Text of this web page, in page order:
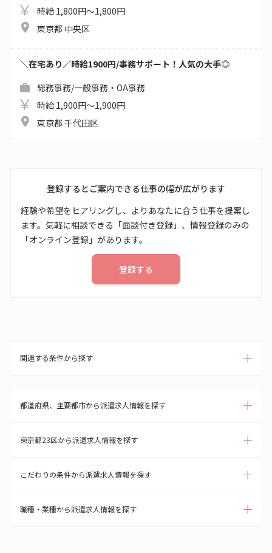
時給 1,800円～1,800円
東京都 中央区
＼在宅あり／時給1900円/事務サポート！人気の大手◎
総務事務/一般事務・OA事務
時給 1,900円～1,900円
東京都 千代田区
登録するとご案内できる仕事の幅が広がります
経験や希望をヒアリングし、よりあなたに合う仕事を提案し
ます。気軽に相談できる「面談付き登録」、情報登録のみの
「オンライン登録」があります。
登録する
関連する条件から探す
都道府県、主要都市から派遣求人情報を探す
東京都23区から派遣求人情報を探す
こだわりの条件から派遣求人情報を探す
職種・業種から派遣求人情報を探す